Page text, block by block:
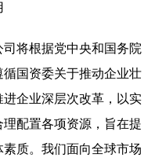
将根据党中央和国务院
国资委关于推动企业壮
企业深层次改革，以实
配置各项资源，旨在提
质。我们面向全球市场